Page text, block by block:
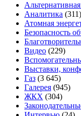
Аналитика (311)
Атомная
Безопасность
Видео (229)
Выставки,
Газ (3 645)
Галерея (945)
ЖКХ (304)